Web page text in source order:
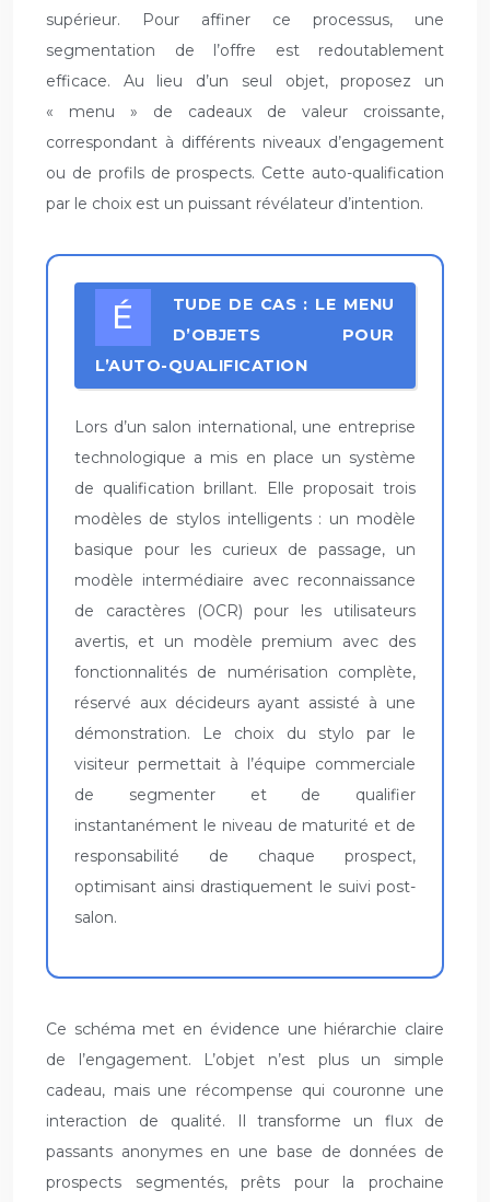
supérieur. Pour affiner ce processus, une
segmentation de l’offre est redoutablement
efficace. Au lieu d’un seul objet, proposez un
« menu » de cadeaux de valeur croissante,
correspondant à différents niveaux d’engagement
ou de profils de prospects. Cette auto-qualification
par le choix est un puissant révélateur d’intention.
ÉTUDE DE CAS : LE MENU
D’OBJETS POUR
L’AUTO-QUALIFICATION
Lors d’un salon international, une entreprise
technologique a mis en place un système
de qualification brillant. Elle proposait trois
modèles de stylos intelligents : un modèle
basique pour les curieux de passage, un
modèle intermédiaire avec reconnaissance
de caractères (OCR) pour les utilisateurs
avertis, et un modèle premium avec des
fonctionnalités de numérisation complète,
réservé aux décideurs ayant assisté à une
démonstration. Le choix du stylo par le
visiteur permettait à l’équipe commerciale
de segmenter et de qualifier
instantanément le niveau de maturité et de
responsabilité de chaque prospect,
optimisant ainsi drastiquement le suivi post-
salon.
Ce schéma met en évidence une hiérarchie claire
de l’engagement. L’objet n’est plus un simple
cadeau, mais une récompense qui couronne une
interaction de qualité. Il transforme un flux de
passants anonymes en une base de données de
prospects segmentés, prêts pour la prochaine